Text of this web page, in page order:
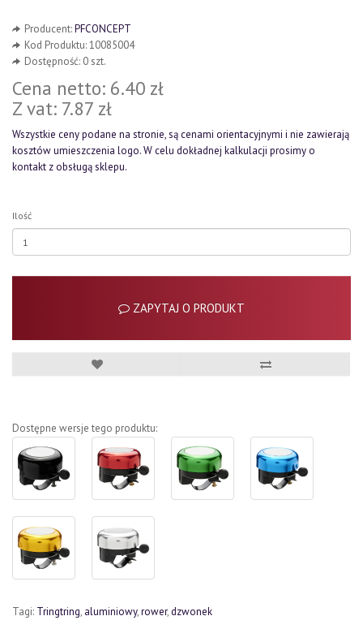
Producent:PFCONCEPT
Kod Produktu: 10085004
Dostępność: 0 szt.
Cena netto: 6.40 zł
Z vat: 7.87 zł
Wszystkie ceny podane na stronie, są cenami orientacyjnymi i nie zawierają
kosztów umieszczenia logo. W celu dokładnej kalkulacji prosimy o
kontakt z obsługą sklepu.
Ilość
ZAPYTAJ O PRODUKT
Dostępne wersje tego produktu:
Tagi: Tringtring, aluminiowy,rower,dzwonek